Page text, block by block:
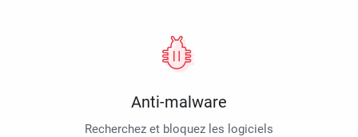
Anti-malware
Recherchez et bloquez les logiciels